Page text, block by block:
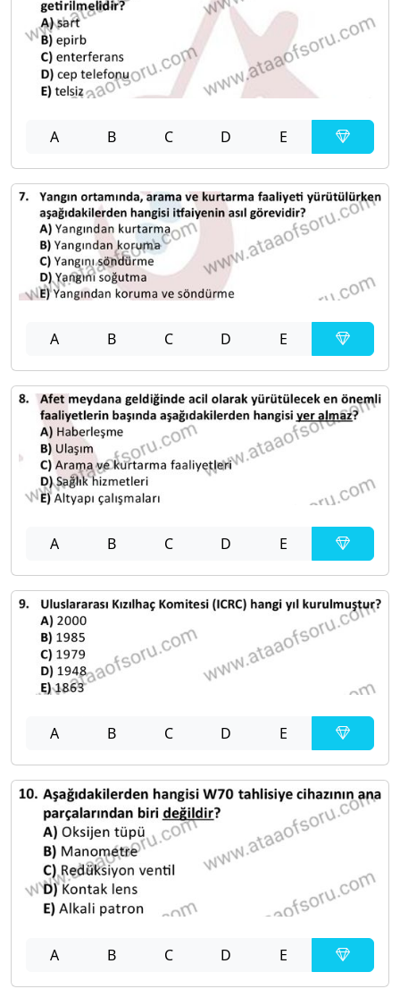
A B C D E
A B C D E
A B C D E
A B C D E
A B C D E